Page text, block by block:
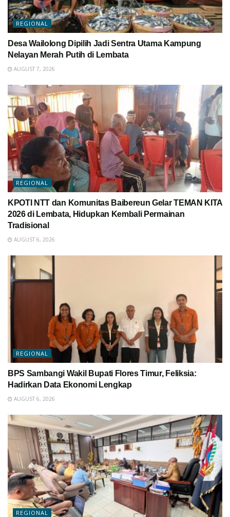
REGIONAL
Desa Wailolong Dipilih Jadi Sentra Utama Kampung
Nelayan Merah Putih di Lembata
AUGUST 7, 2026
REGIONAL
KPOTI NTT dan Komunitas Baibereun Gelar TEMAN KITA
2026 di Lembata, Hidupkan Kembali Permainan
Tradisional
AUGUST 6, 2026
REGIONAL
BPS Sambangi Wakil Bupati Flores Timur, Feliksia:
Hadirkan Data Ekonomi Lengkap
AUGUST 6, 2026
REGIONAL